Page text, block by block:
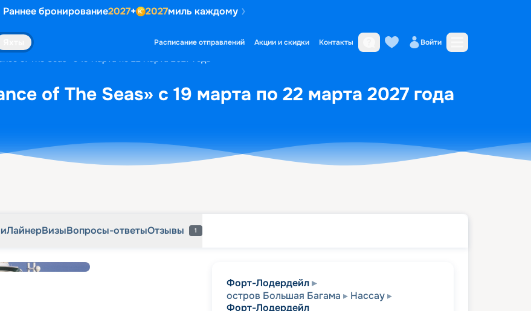
Раннее бронирование2027+ 2027миль каждому
Расписание отправлений Акции и скидки Контакты Войти
of The Seas» с 19 марта по 22 марта 2027 года
of The Seas» с 19 марта по 22 марта 2027 года
ЛайнерВизыВопросы-ответыОтзывы 1
Форт-Лодердейл
остров Большая Багама
Нассау
Форт-Лодердейл